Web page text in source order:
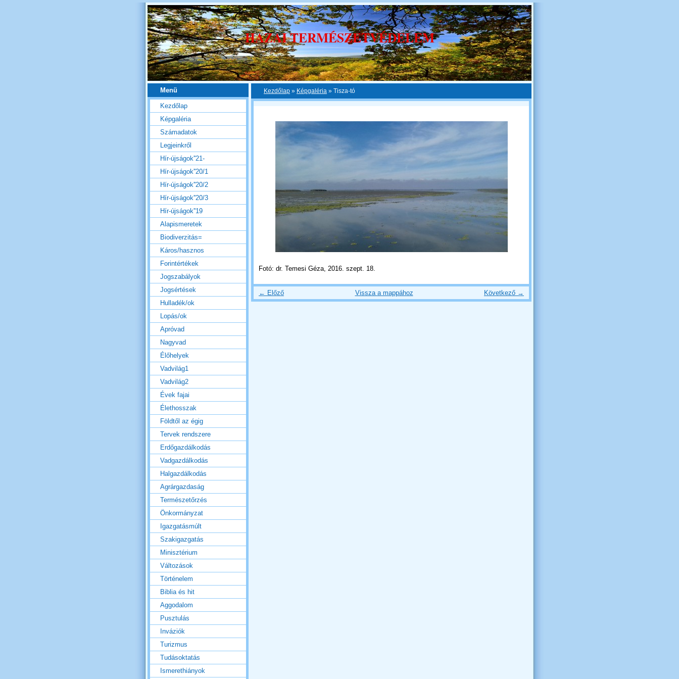
HAZAI TERMÉSZETVÉDELEM
Kezdőlap » Képgaléria » Tisza-tó
Fotó: dr. Temesi Géza, 2016. szept. 18.
← Előző Következő →
Vissza a mappához
Menü
Kezdőlap
Képgaléria
Számadatok
Legjeinkről
Hír-újságok''21-
Hír-újságok''20/1
Hír-újságok''20/2
Hír-újságok''20/3
Hír-újságok''19
Alapismeretek
Biodiverzitás=
Káros/hasznos
Forintértékek
Jogszabályok
Jogsértések
Hulladék/ok
Lopás/ok
Apróvad
Nagyvad
Élőhelyek
Vadvilág1
Vadvilág2
Évek fajai
Élethosszak
Földtől az égig
Tervek rendszere
Erdőgazdálkodás
Vadgazdálkodás
Halgazdálkodás
Agrárgazdaság
Természetőrzés
Önkormányzat
Igazgatásmúlt
Szakigazgatás
Minisztérium
Változások
Történelem
Biblia és hit
Aggodalom
Pusztulás
Inváziók
Turizmus
Tudásoktatás
Ismerethiányok